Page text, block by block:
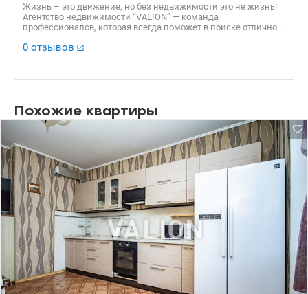
Жизнь – это движение, но без недвижимости это не жизнь!
Агентство недвижимости “VALION” — команда
профессионалов, которая всегда поможет в поиске отличного
Вашу недвижимость по самой выгодной стоимости!
0 отзывов
Похожие квартиры